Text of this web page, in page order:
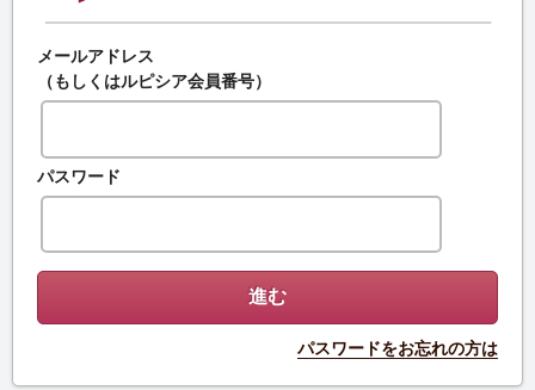
メールアドレス
（もしくはルピシア会員番号）
パスワード
パスワードをお忘れの方は